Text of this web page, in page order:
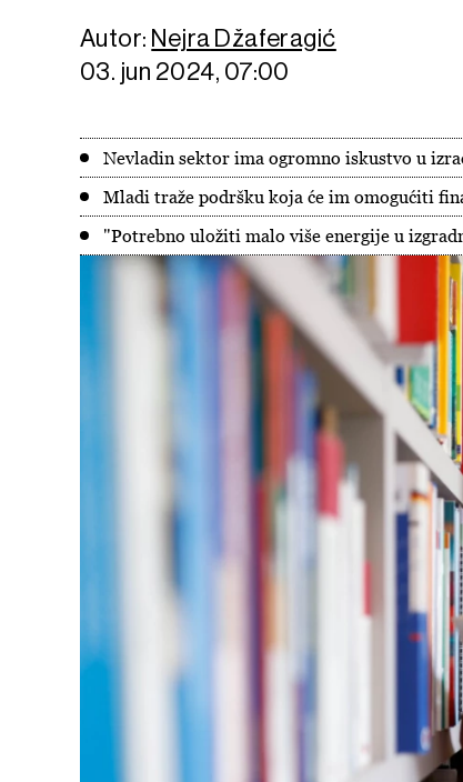
Autor: Nejra Džaferagić
03. jun 2024, 07:00
Nevladin sektor ima ogromno iskustvo u
Mladi traže podršku koja će im omogućiti
"Potrebno uložiti malo više energije u